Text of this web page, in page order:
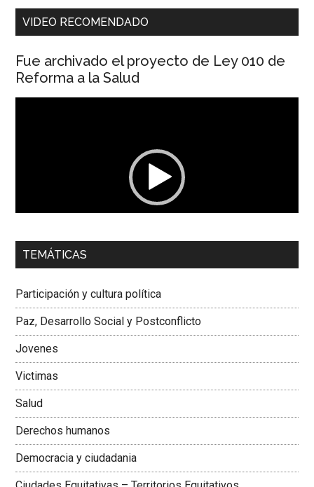
VIDEO RECOMENDADO
Fue archivado el proyecto de Ley 010 de
Reforma a la Salud
00:00 01:04
Dra. Carolina Corcho Mejía,Presidenta Corporación
Colombiana
TEMÁTICAS
Participación y cultura política
Paz, Desarrollo Social y Postconflicto
Jovenes
Victimas
Salud
Derechos humanos
Democracia y ciudadania